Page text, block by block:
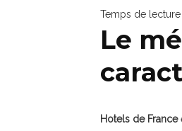
Temps de lecture
Le
Hotels de France